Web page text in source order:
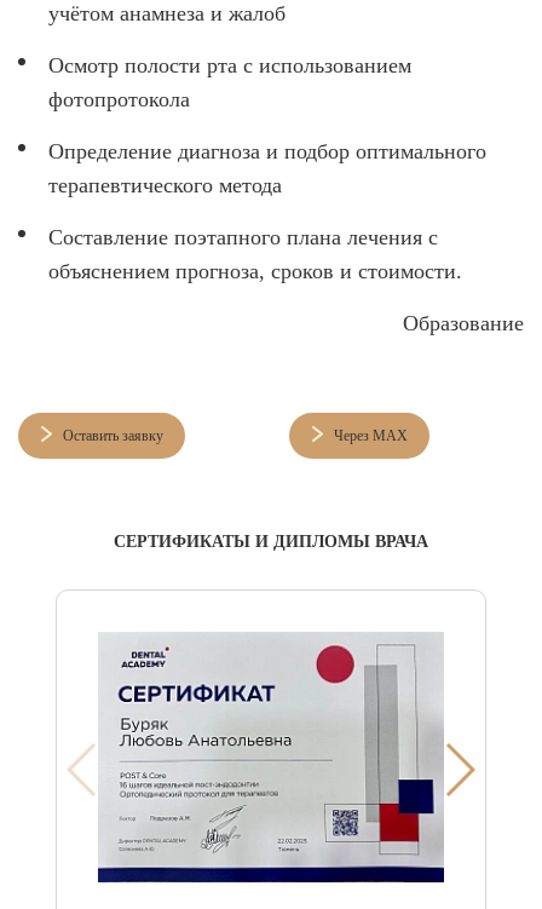
учётом анамнеза и жалоб
Осмотр полости рта с использованием
фотопротокола
Определение диагноза и подбор оптимального
терапевтического метода
Составление поэтапного плана лечения с
объяснением прогноза, сроков и стоимости.
Образование
Оставить заявку Через MAX
СЕРТИФИКАТЫ И ДИПЛОМЫ ВРАЧА